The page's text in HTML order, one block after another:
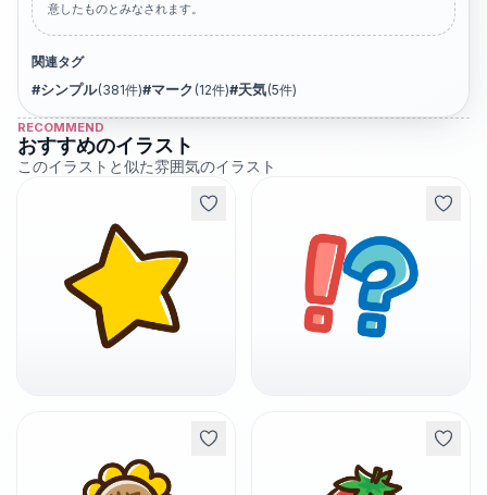
意したものとみなされます。
関連タグ
#シンプル(381件)#マーク (12件)#天気(5件)
RECOMMEND
おすすめのイラスト
このイラストと似た雰囲気のイラスト